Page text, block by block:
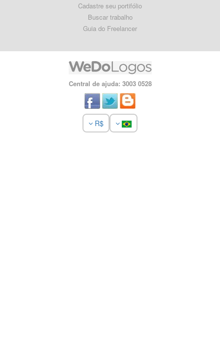
Cadastre seu portifólio
Buscar trabalho
Guia do Freelancer
Central de ajuda: 3003 0528
R$